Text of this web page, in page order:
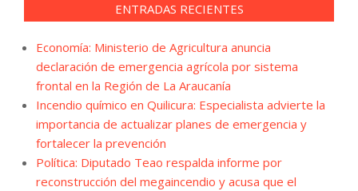
ENTRADAS RECIENTES
Economía: Ministerio de Agricultura anuncia
declaración de emergencia agrícola por sistema
frontal en la Región de La Araucanía
Incendio químico en Quilicura: Especialista advierte la
importancia de actualizar planes de emergencia y
fortalecer la prevención
Política: Diputado Teao respalda informe por
reconstrucción del megaincendio y acusa que el